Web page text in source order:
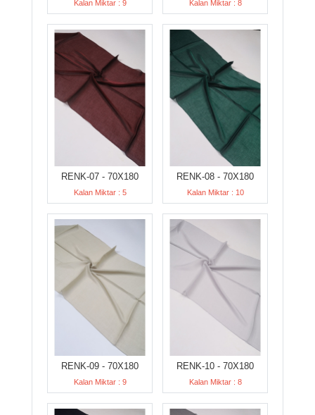
Kalan Miktar : 9 Kalan Miktar : 8
RENK-07 - 70X180
Kalan Miktar : 5
RENK-08 - 70X180
Kalan Miktar : 10
RENK-09 - 70X180
Kalan Miktar : 9
RENK-10 - 70X180
Kalan Miktar : 8